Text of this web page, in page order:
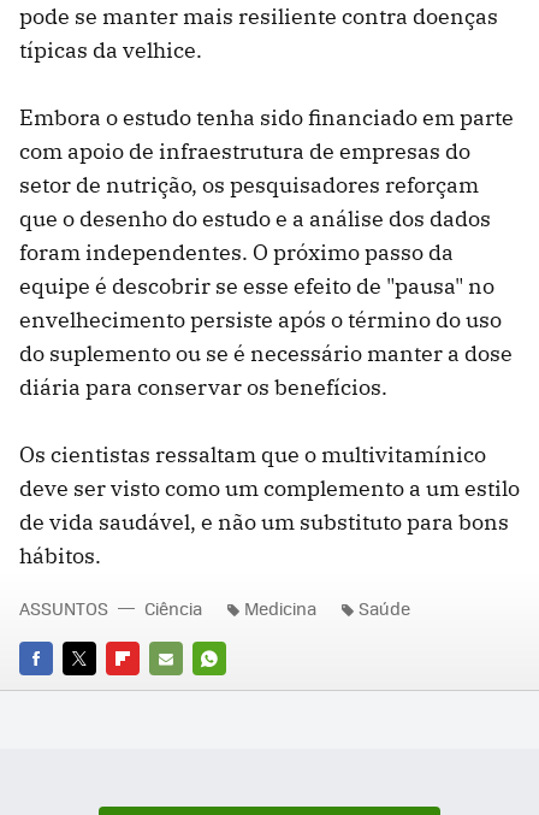
pode se manter mais resiliente contra doenças
típicas da velhice.
Embora o estudo tenha sido financiado em parte
com apoio de infraestrutura de empresas do
setor de nutrição, os pesquisadores reforçam
que o desenho do estudo e a análise dos dados
foram independentes. O próximo passo da
equipe é descobrir se esse efeito de "pausa" no
envelhecimento persiste após o término do uso
do suplemento ou se é necessário manter a dose
diária para conservar os benefícios.
Os cientistas ressaltam que o multivitamínico
deve ser visto como um complemento a um estilo
de vida saudável, e não um substituto para bons
hábitos.
FACEBOOK
TWITTERFLIPBOARD
E-
WHATSAPP
ASSUNTOS Ciência Medicina Saúde